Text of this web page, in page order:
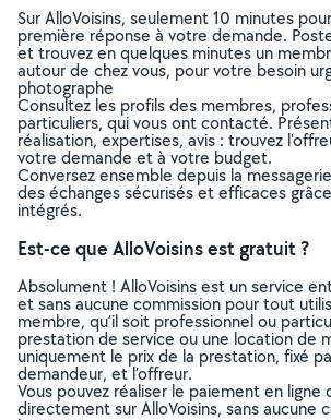
Sur AlloVoisins, seulement 10 minutes
première réponse à votre demande.
et trouvez en quelques minutes un
autour de chez vous, pour votre besoin
photographe
Consultez les profils des membres,
particuliers, qui vous ont contacté.
réalisation, expertises, avis : trouvez
votre demande et à votre budget.
Conversez ensemble depuis la
des échanges sécurisés et efficaces
intégrés.
Est-ce que AlloVoisins est gratuit ?
Absolument ! AlloVoisins est un service
et sans aucune commission pour tout
membre, qu’il soit professionnel ou
prestation de service ou une location de
uniquement le prix de la prestation, fixé
demandeur, et l’offreur.
Vous pouvez réaliser le paiement en
directement sur AlloVoisins, sans aucune